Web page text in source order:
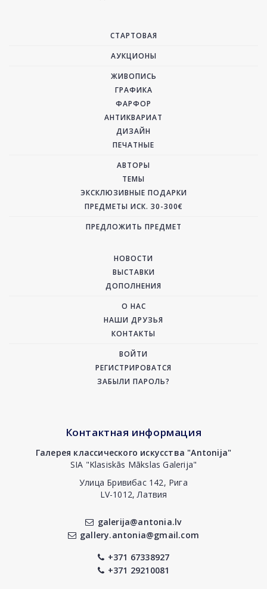
СТАРТОВАЯ
АУКЦИОНЫ
ЖИВОПИСЬ
ГРАФИКА
ФАРФОР
АНТИКВАРИАТ
ДИЗАЙН
ПЕЧАТНЫЕ
АВТОРЫ
ТЕМЫ
ЭКСКЛЮЗИВНЫЕ ПОДАРКИ
ПРЕДМЕТЫ ИСК. 30-300€
ПРЕДЛОЖИТЬ ПРЕДМЕТ
НОВОСТИ
ВЫСТАВКИ
ДОПОЛНЕНИЯ
О НАС
НАШИ ДРУЗЬЯ
КОНТАКТЫ
ВОЙТИ
РЕГИСТРИРОВАТСЯ
ЗАБЫЛИ ПАРОЛЬ?
Контактная информация
Галерея классического искусства "Antonija"
SIA "Klasiskās Mākslas Galerija"
Улица Бривибас 142, Рига
LV-1012, Латвия
galerija@antonia.lv
gallery.antonia@gmail.com
+371 67338927
+371 29210081